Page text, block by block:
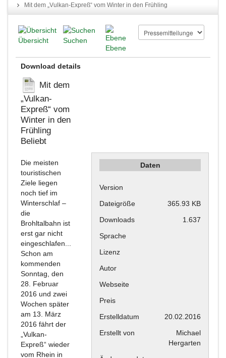
Mit dem „Vulkan-Expreß“ vom Winter in den Frühling
Übersicht
Suchen
Ebene
Download details
Mit dem
„Vulkan-
Expreß“ vom
Winter in den
Frühling
Beliebt
Die meisten
touristischen
Ziele liegen
noch tief im
Winterschlaf –
die
Brohltalbahn ist
erst gar nicht
eingeschlafen...
Schon am
kommenden
Sonntag, den
28. Februar
2016 und zwei
Wochen später
am 13. März
2016 fährt der
„Vulkan-
Expreß“ wieder
vom Rhein in
Daten
Version
Dateigröße
365.93 KB
Downloads
1.637
Sprache
Lizenz
Autor
Webseite
Preis
Erstelldatum
20.02.2016
Erstellt von
Michael
Hergarten